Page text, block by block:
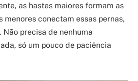
as hastes maiores formam as
menores conectam essas pernas,
precisa de nenhuma
só um pouco de paciência